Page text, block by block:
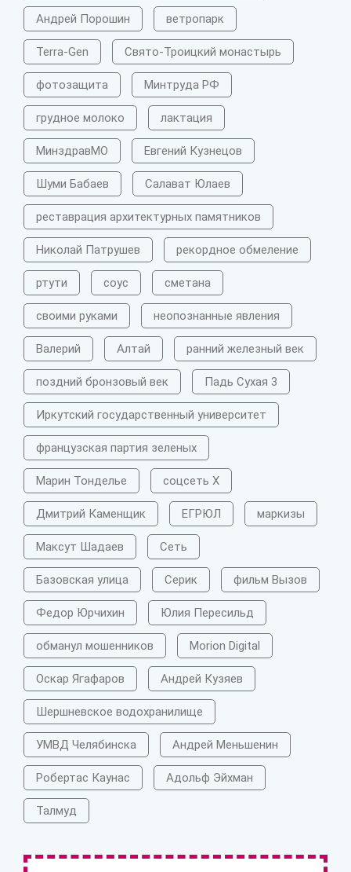
Андрей Порошин ветропарк
Terra-Gen Свято-Троицкий монастырь
фотозащита Минтруда РФ
грудное молоко лактация
МинздравМО Евгений Кузнецов
Шуми Бабаев Салават Юлаев
реставрация архитектурных памятников
Николай Патрушев рекордное обмеление
ртути соус сметана
своими руками неопознанные явления
Валерий Алтай ранний железный век
поздний бронзовый век Падь Сухая 3
Иркутский государственный университет
французская партия зеленых
Марин Тонделье соцсеть X
Дмитрий Каменщик ЕГРЮЛ маркизы
Максут Шадаев Сеть
Базовская улица Серик фильм Вызов
Федор Юрчихин Юлия Пересильд
обманул мошенников Morion Digital
Оскар Ягафаров Андрей Кузяев
Шершневское водохранилище
УМВД Челябинска Андрей Меньшенин
Робертас Каунас Адольф Эйхман
Талмуд